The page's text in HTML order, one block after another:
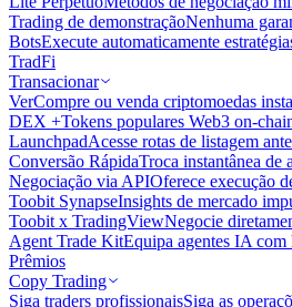
Trading de demonstraçãoNenhuma
BotsExecute automaticamente
TradFi
Transacionar
VerCompre ou venda criptomoedas
DEX +Tokens populares Web3 on-
LaunchpadAcesse rotas de listagem
Conversão RápidaTroca instantânea de
Negociação via APIOferece execução
Toobit SynapseInsights de mercado
Toobit x TradingViewNegocie
Agent Trade KitEquipa agentes IA com
Prêmios
Copy Trading
Siga traders profissionaisSiga as